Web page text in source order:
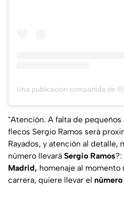
"Atención. A falta de
flecos Sergio Ramos será
Rayados, y atención al detalle,
número llevará Sergio Ramos
Madrid, homenaje al
carrera, quiere llevar el